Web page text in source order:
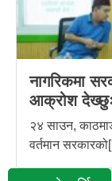
नागरिकमा
आक्रोश
२४ साउन,
वर्तमान